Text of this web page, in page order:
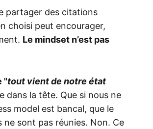
partager des citations
choisi peut encourager,
Le mindset n’est pas
"tout vient de notre état
dans la tête. Que si nous ne
model est bancal, que le
sont pas réunies. Non. Ce